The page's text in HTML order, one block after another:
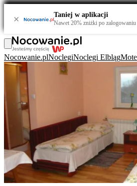
× Taniej w aplikacji
Nawet 20% zniżki po zalogowaniu
Nocowanie.plNoclegiNoclegi Elbląg